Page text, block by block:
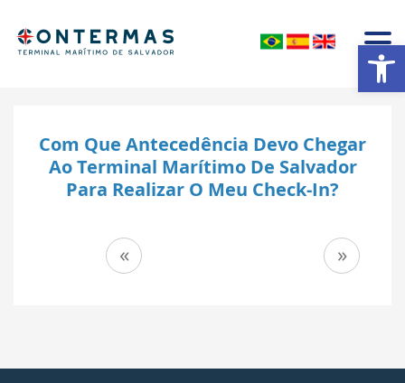
Abrir a barra de ferramentas
Com Que Antecedência Devo Chegar
Ao Terminal Marítimo De Salvador
Para Realizar O Meu Check-In?
Navegação
« »